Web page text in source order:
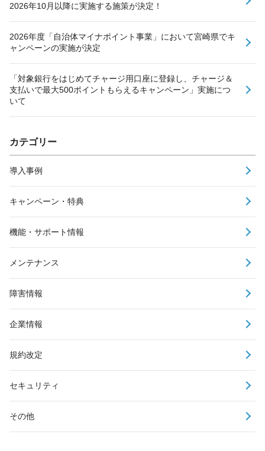
2026年10月以降に実施する施策が決定！
2026年度「自治体マイナポイント事業」において宮崎県でキ
ャンペーンの実施が決定
「対象銀行をはじめてチャージ用口座に登録し、チャージ＆
支払いで最大500ポイントもらえるキャンペーン」実施につ
いて
カテゴリー
導入事例
キャンペーン・特典
機能・サポート情報
メンテナンス
障害情報
企業情報
規約改定
セキュリティ
その他